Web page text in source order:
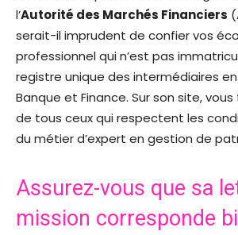
l’Autorité des Marchés Financiers
serait-il imprudent de confier vos
professionnel qui n’est pas
registre unique des intermédiaires
Banque et Finance. Sur son site,
de tous ceux qui respectent les
du métier d’expert en gestion de
Assurez-vous que sa
mission corresponde